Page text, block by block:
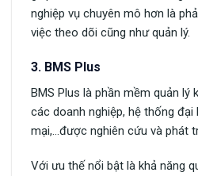
nghiệp vụ chuyên mô hơn là
việc theo dõi cũng như quản lý.
3. BMS Plus
BMS Plus là phần mềm quản lý
các doanh nghiệp, hệ thống đại
mại,…được nghiên cứu và phát
Với ưu thế nổi bật là khả năng